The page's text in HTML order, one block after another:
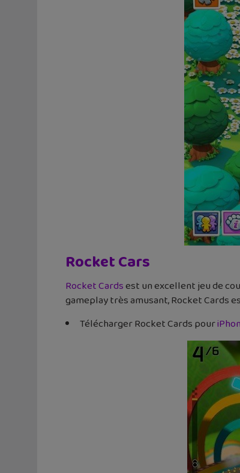
Rocket Cars
Rocket Cardsest un excellent jeu de
gameplay très amusant, Rocket Cards
Télécharger Rocket Cards pour